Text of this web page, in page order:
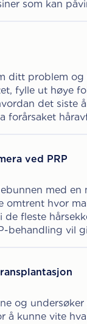
som kan
ditt problem
fylle ut høye
det siste
forårsaket
ved PRP
med en
omtrent hvor
fleste
behandling vil
og
å kunne vite